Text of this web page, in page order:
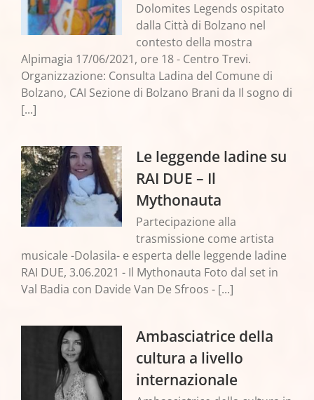
Dolomites Legends ospitato
dalla Città di Bolzano nel
contesto della mostra
Alpimagia 17/06/2021, ore 18 - Centro Trevi.
Organizzazione: Consulta Ladina del Comune di
Bolzano, CAI Sezione di Bolzano Brani da Il sogno di
[...]
Le leggende ladine su
RAI DUE – Il
Mythonauta
Partecipazione alla
trasmissione come artista
musicale -Dolasila- e esperta delle leggende ladine
RAI DUE, 3.06.2021 - Il Mythonauta Foto dal set in
Val Badia con Davide Van De Sfroos - [...]
Ambasciatrice della
cultura a livello
internazionale